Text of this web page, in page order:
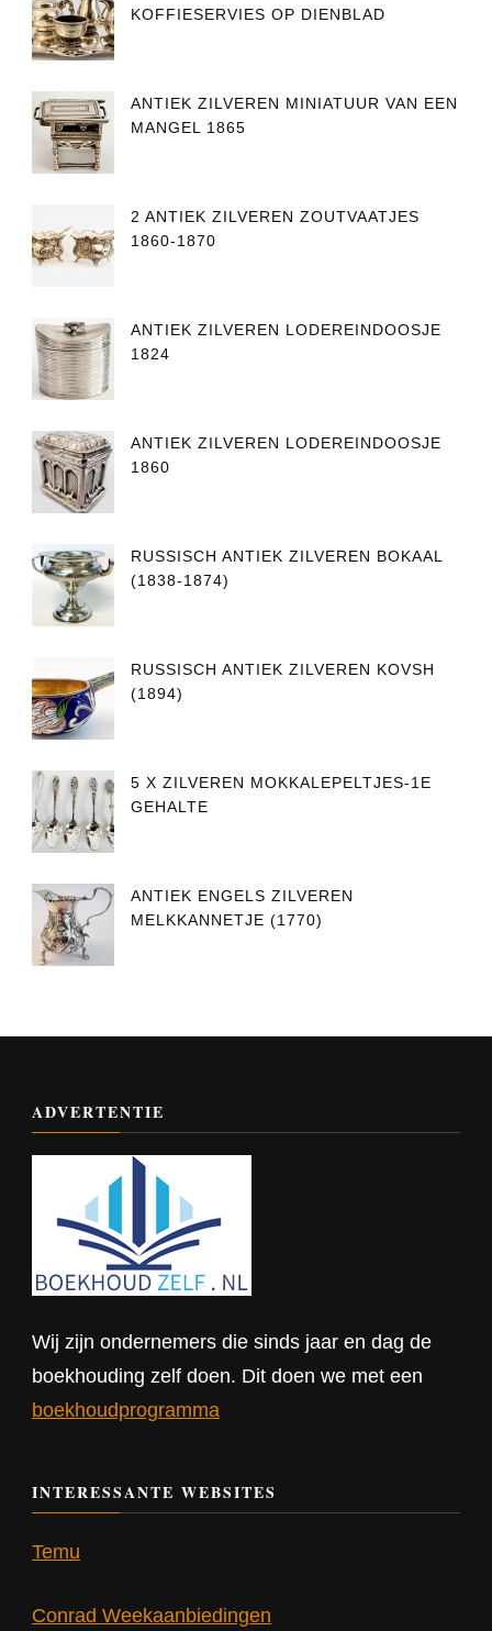
KOFFIESERVIES OP DIENBLAD
ANTIEK ZILVEREN MINIATUUR VAN EEN
MANGEL 1865
2 ANTIEK ZILVEREN ZOUTVAATJES
1860-1870
ANTIEK ZILVEREN LODEREINDOOSJE
1824
ANTIEK ZILVEREN LODEREINDOOSJE
1860
RUSSISCH ANTIEK ZILVEREN BOKAAL
(1838-1874)
RUSSISCH ANTIEK ZILVEREN KOVSH
(1894)
5 X ZILVEREN MOKKALEPELTJES-1E
GEHALTE
ANTIEK ENGELS ZILVEREN
MELKKANNETJE (1770)
ADVERTENTIE
Wij zijn ondernemers die sinds jaar en dag de
boekhouding zelf doen. Dit doen we met een
boekhoudprogramma
INTERESSANTE WEBSITES
Temu
Conrad Weekaanbiedingen